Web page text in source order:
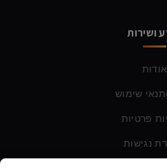
ושירות
אודות
שימוש
פרטיות
נגישות